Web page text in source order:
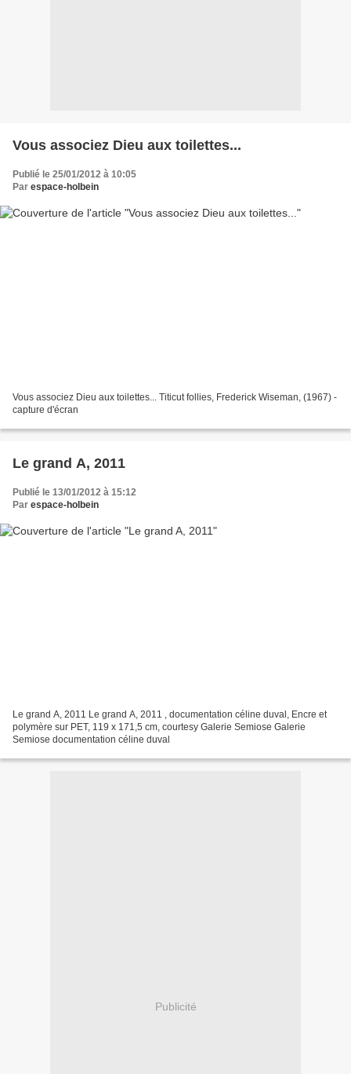
Vous associez Dieu aux toilettes...
Publié le 25/01/2012 à 10:05
Par espace-holbein
Vous associez Dieu aux toilettes... Titicut follies, Frederick Wiseman, (1967) -
capture d'écran
Le grand A, 2011
Publié le 13/01/2012 à 15:12
Par espace-holbein
Le grand A, 2011 Le grand A, 2011 , documentation céline duval, Encre et
polymère sur PET, 119 x 171,5 cm, courtesy Galerie Semiose Galerie
Semiose documentation céline duval
Publicité